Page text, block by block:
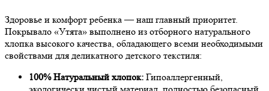
Здоровье и комфорт ребенка — наш главный приоритет.
Покрывало «Утята» выполнено из отборного натурального
хлопка высокого качества, обладающего всеми необходимыми
свойствами для деликатного детского текстиля:
100% Натуральный хлопок: Гипоаллергенный,